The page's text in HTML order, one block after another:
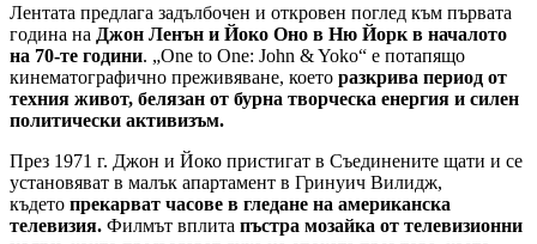
Лентата предлага задълбочен и откровен поглед към първата
година на Джон Ленън и Йоко Оно в Ню Йорк в началото
на 70-те години. „One to One: John & Yoko“ е потапящо
кинематографично преживяване, което разкрива период от
техния живот, белязан от бурна творческа енергия и силен
политически активизъм.
През 1971 г. Джон и Йоко пристигат в Съединените щати и се
установяват в малък апартамент в Гринуич Вилидж,
където прекарват часове в гледане на американска
телевизия. Филмът вплита пъстра мозайка от телевизионни